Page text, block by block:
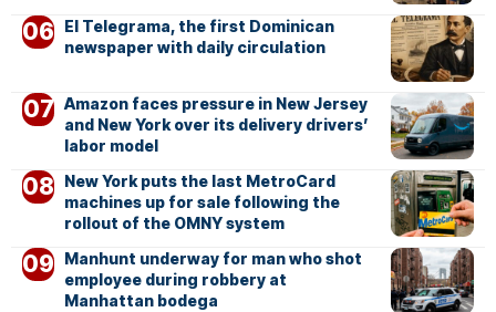
El Telegrama, the first Dominican
newspaper with daily circulation
Amazon faces pressure in New Jersey
and New York over its delivery drivers’
labor model
New York puts the last MetroCard
machines up for sale following the
rollout of the OMNY system
Manhunt underway for man who shot
employee during robbery at
Manhattan bodega